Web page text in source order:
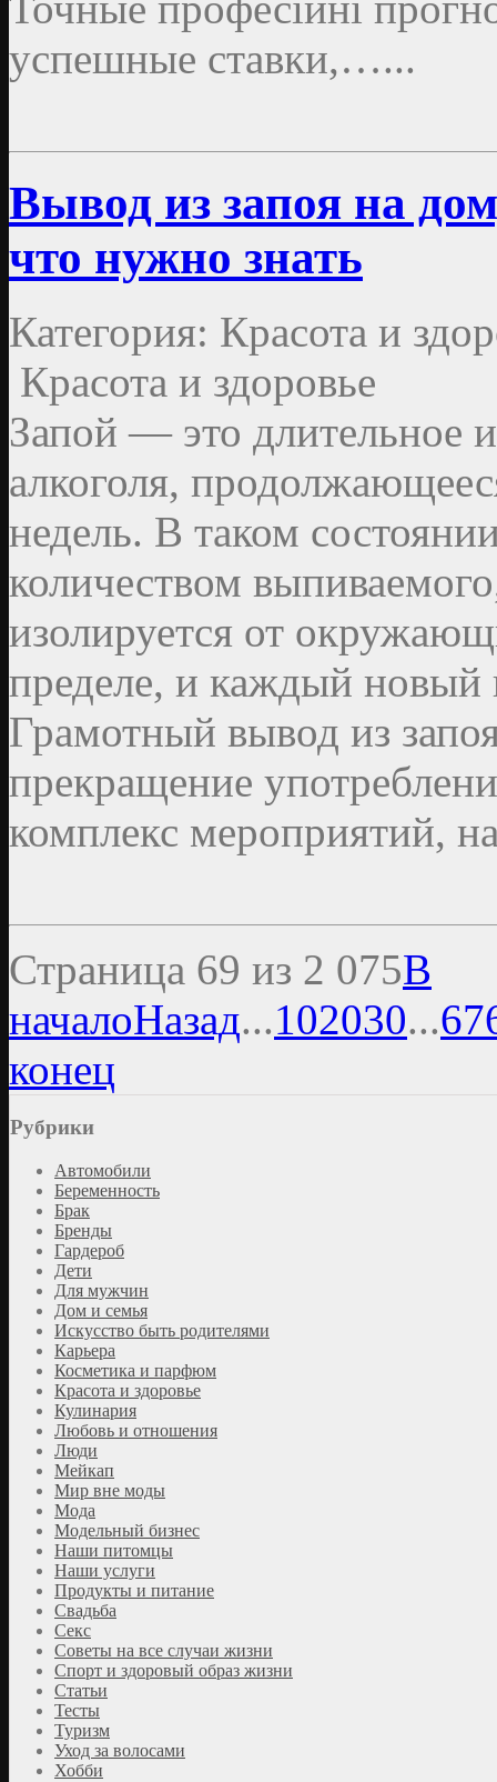
успешные ставки,…...
Вывод из запоя на
что нужно знать
Категория: Красота и
Красота и здоровье
Запой — это длительное
алкоголя,
недель. В таком
количеством
изолируется от
пределе, и каждый новый
Грамотный вывод из
прекращение
комплекс мероприятий,
Страница 69 из 2 075В
началоНазад...102030...67
конец
Рубрики
Автомобили
Беременность
Брак
Бренды
Гардероб
Дети
Для мужчин
Дом и семья
Искусство быть родителями
Карьера
Косметика и парфюм
Красота и здоровье
Кулинария
Любовь и отношения
Люди
Мейкап
Мир вне моды
Мода
Модельный бизнес
Наши питомцы
Наши услуги
Продукты и питание
Свадьба
Секс
Советы на все случаи жизни
Спорт и здоровый образ жизни
Статьи
Тесты
Туризм
Уход за волосами
Хобби